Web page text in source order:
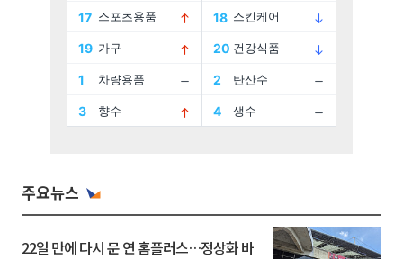
주요뉴스
22일 만에 다시 문 연 홈플러스…정상화 바